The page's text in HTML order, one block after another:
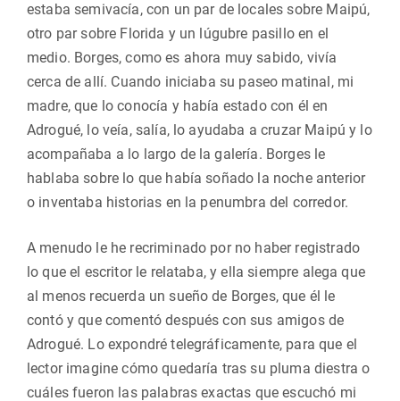
estaba semivacía, con un par de locales sobre Maipú,
otro par sobre Florida y un lúgubre pasillo en el
medio. Borges, como es ahora muy sabido, vivía
cerca de allí. Cuando iniciaba su paseo matinal, mi
madre, que lo conocía y había estado con él en
Adrogué, lo veía, salía, lo ayudaba a cruzar Maipú y lo
acompañaba a lo largo de la galería. Borges le
hablaba sobre lo que había soñado la noche anterior
o inventaba historias en la penumbra del corredor.
A menudo le he recriminado por no haber registrado
lo que el escritor le relataba, y ella siempre alega que
al menos recuerda un sueño de Borges, que él le
contó y que comentó después con sus amigos de
Adrogué. Lo expondré telegráficamente, para que el
lector imagine cómo quedaría tras su pluma diestra o
cuáles fueron las palabras exactas que escuchó mi